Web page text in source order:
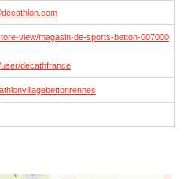
view/magasin-de-sports-betton-007000
decathfrance